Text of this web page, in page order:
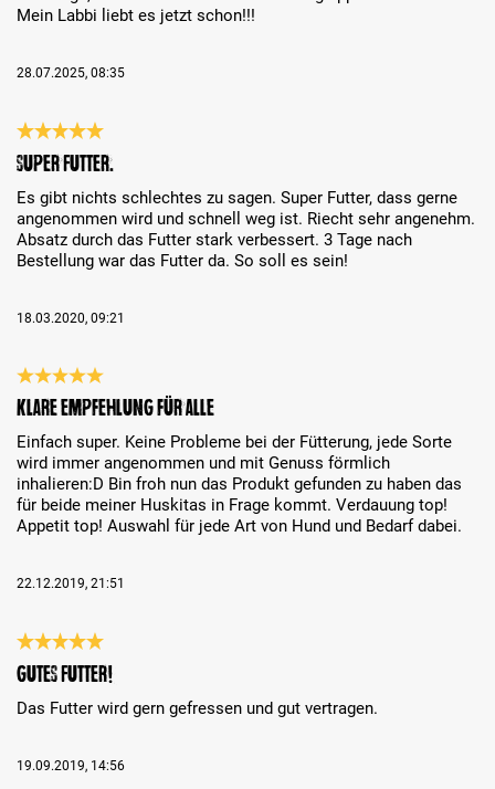
Mein Labbi liebt es jetzt schon!!!
28.07.2025, 08:35
Bewertung mit 5 von 5 Sternen
Super Futter.
Es gibt nichts schlechtes zu sagen. Super Futter, dass gerne
angenommen wird und schnell weg ist. Riecht sehr angenehm.
Absatz durch das Futter stark verbessert. 3 Tage nach
Bestellung war das Futter da. So soll es sein!
18.03.2020, 09:21
Bewertung mit 5 von 5 Sternen
klare Empfehlung für Alle
Einfach super. Keine Probleme bei der Fütterung, jede Sorte
wird immer angenommen und mit Genuss förmlich
inhalieren:D Bin froh nun das Produkt gefunden zu haben das
für beide meiner Huskitas in Frage kommt. Verdauung top!
Appetit top! Auswahl für jede Art von Hund und Bedarf dabei.
22.12.2019, 21:51
Bewertung mit 5 von 5 Sternen
Gutes Futter!
Das Futter wird gern gefressen und gut vertragen.
19.09.2019, 14:56